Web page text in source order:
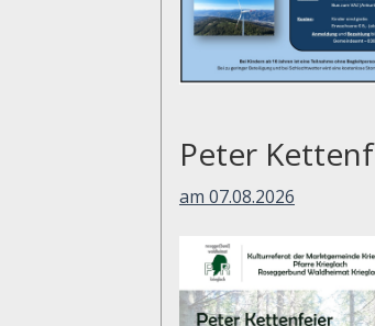
Peter
am 07.08.2026